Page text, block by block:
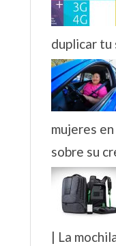
duplicar tu
mujeres
sobre su
| La